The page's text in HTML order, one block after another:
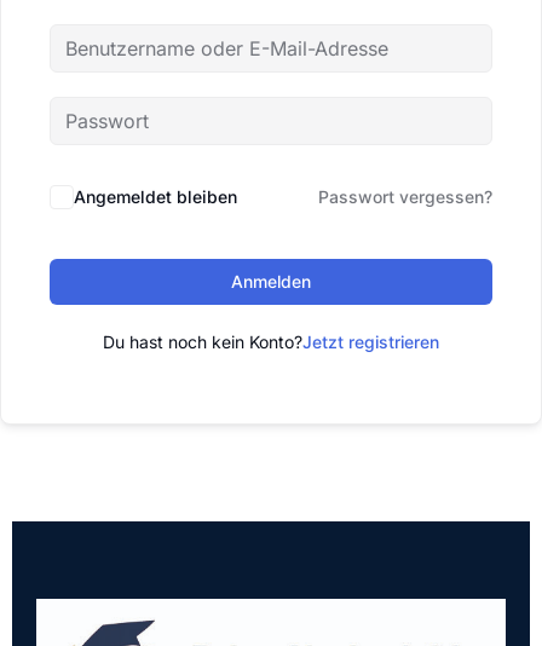
Angemeldet bleiben Passwort vergessen?
Anmelden
Du hast noch kein Konto?Jetzt registrieren